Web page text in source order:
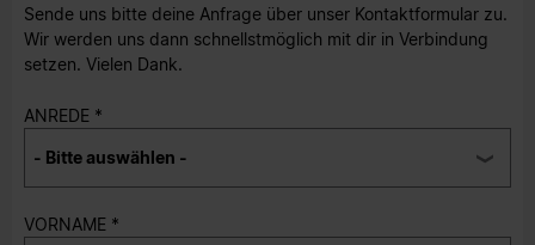
Sende uns bitte deine Anfrage über unser Kontaktformular zu.
Wir werden uns dann schnellstmöglich mit dir in Verbindung
setzen. Vielen Dank.
ANREDE
VORNAME